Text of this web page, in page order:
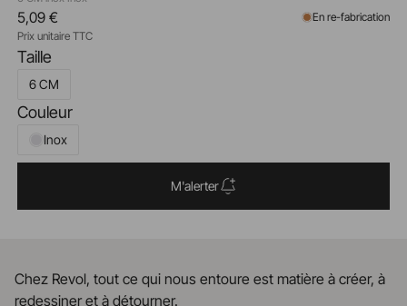
Taille
6 CM
Couleur
Inox
5,09 €
Prix unitaire TTC
En re-fabrication
M'alerter
Chez Revol, tout ce qui nous entoure est matière à créer, à
redessiner et à détourner.